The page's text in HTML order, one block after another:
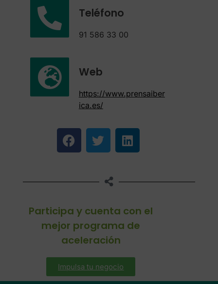
Teléfono
91 586 33 00
Web
https://www.prensaiber
ica.es/
Participa y cuenta con el
mejor programa de
aceleración
Impulsa tu negocio